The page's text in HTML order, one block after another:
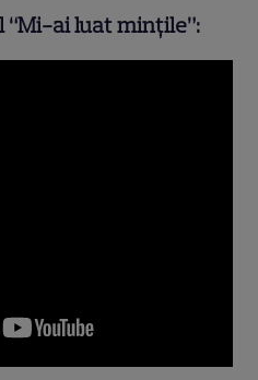
“Mi-ai luat mințile”: